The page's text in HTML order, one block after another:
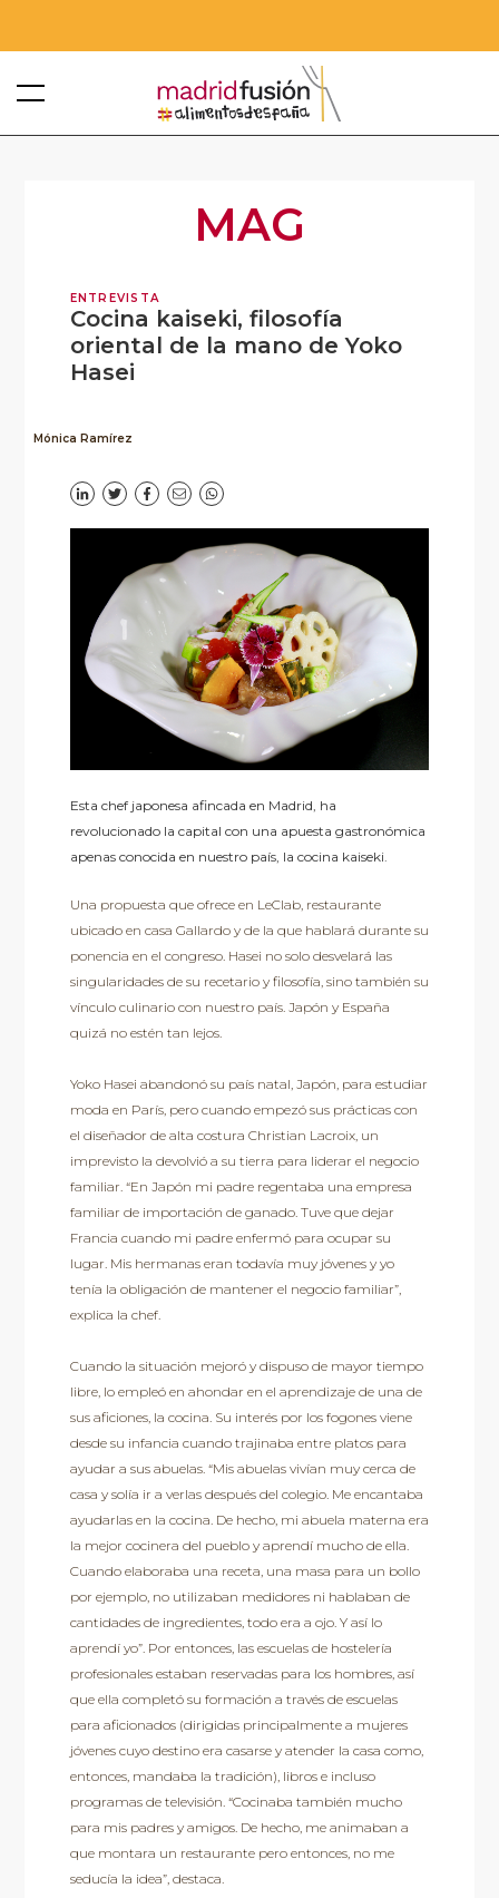
MAG
ENTREVISTA
Cocina kaiseki, filosofía
oriental de la mano de Yoko
Hasei
Mónica Ramírez
Esta chef japonesa afincada en Madrid, ha
revolucionado la capital con una apuesta gastronómica
apenas conocida en nuestro país, la cocina kaiseki.
Una propuesta que ofrece en LeClab, restaurante
ubicado en casa Gallardo y de la que hablará durante su
ponencia en el congreso. Hasei no solo desvelará las
singularidades de su recetario y filosofía, sino también su
vínculo culinario con nuestro país. Japón y España
quizá no estén tan lejos.
Yoko Hasei abandonó su país natal, Japón, para estudiar
moda en París, pero cuando empezó sus prácticas con
el diseñador de alta costura Christian Lacroix, un
imprevisto la devolvió a su tierra para liderar el negocio
familiar. “En Japón mi padre regentaba una empresa
familiar de importación de ganado. Tuve que dejar
Francia cuando mi padre enfermó para ocupar su
lugar. Mis hermanas eran todavía muy jóvenes y yo
tenía la obligación de mantener el negocio familiar”,
explica la chef.
Cuando la situación mejoró y dispuso de mayor tiempo
libre, lo empleó en ahondar en el aprendizaje de una de
sus aficiones, la cocina. Su interés por los fogones viene
desde su infancia cuando trajinaba entre platos para
ayudar a sus abuelas. “Mis abuelas vivían muy cerca de
casa y solía ir a verlas después del colegio. Me encantaba
ayudarlas en la cocina. De hecho, mi abuela materna era
la mejor cocinera del pueblo y aprendí mucho de ella.
Cuando elaboraba una receta, una masa para un bollo
por ejemplo, no utilizaban medidores ni hablaban de
cantidades de ingredientes, todo era a ojo. Y así lo
aprendí yo”. Por entonces, las escuelas de hostelería
profesionales estaban reservadas para los hombres, así
que ella completó su formación a través de escuelas
para aficionados (dirigidas principalmente a mujeres
jóvenes cuyo destino era casarse y atender la casa como,
entonces, mandaba la tradición), libros e incluso
programas de televisión. “Cocinaba también mucho
para mis padres y amigos. De hecho, me animaban a
que montara un restaurante pero entonces, no me
seducía la idea”, destaca.